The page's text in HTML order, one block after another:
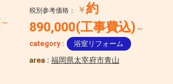
～
税別参考価格： ￥ 約
890,000(工事費込) ～
category : 浴室リフォーム
area : 福岡県太宰府市青山